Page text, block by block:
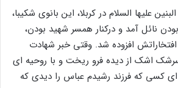
علیها السلام در کربلا، این بانوی شکیبا،
نائل آمد و درکنار همسر شهید بودن،
افزوده شد. وقتی خبر شهادت
اشک از دیده فرو ریخت و با روحیه‏ ای
کسی که فرزند رشیدم عباس را دیدی که